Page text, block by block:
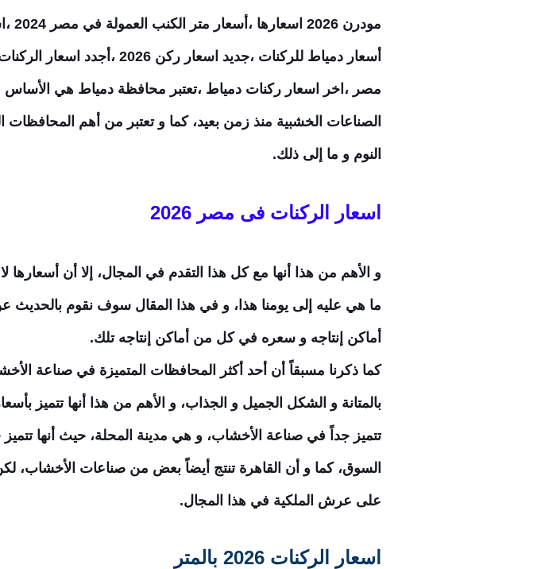
مصر ،اخر اسعار ركنات دمياط ،تعتبر محافظة دمياط هي
الصناعات الخشبية منذ زمن بعيد، كما و تعتبر من أهم
النوم و ما إلى ذلك.
اسعار الركنات فى مصر 2026
و الأهم من هذا أنها مع كل هذا التقدم في المجال، إلا أن
ما هي عليه إلى يومنا هذا، و في هذا المقال سوف نقوم
أماكن إنتاجه و سعره في كل من أماكن إنتاجه تلك.
كما ذكرنا مسبقاً أن أحد أكثر المحافظات المتميزة في صناعة
بالمتانة و الشكل الجميل و الجذاب، و الأهم من هذا أنها تتميز
تتميز جداً في صناعة الأخشاب، و هي مدينة المحلة، حيث أنها
السوق، كما و أن القاهرة تنتج أيضاً بعض من صناعات
على عرش الملكية في هذا المجال.
اسعار الركنات 2026 بالمتر